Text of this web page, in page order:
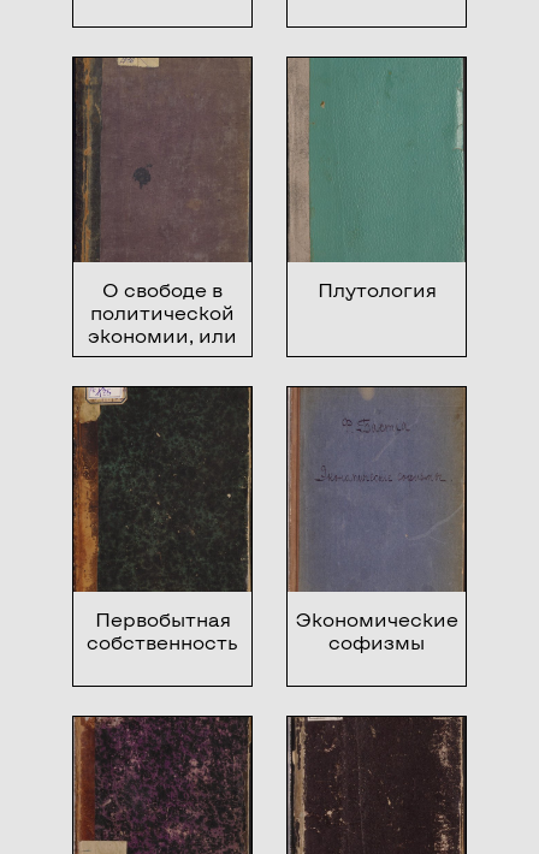
О свободе в
политической
экономии, или
Теория
социальной
реформы
Плутология
Первобытная
собственность
Экономические
софизмы